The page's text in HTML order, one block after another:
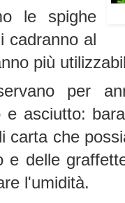
le spighe
cadranno al
più
per
e asciutto:
carta che
e delle
l'umidità.